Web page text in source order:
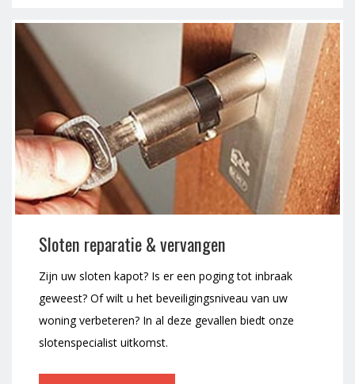
Sloten reparatie & vervangen
Zijn uw sloten kapot? Is er een poging tot inbraak
geweest? Of wilt u het beveiligingsniveau van uw
woning verbeteren? In al deze gevallen biedt onze
slotenspecialist uitkomst.